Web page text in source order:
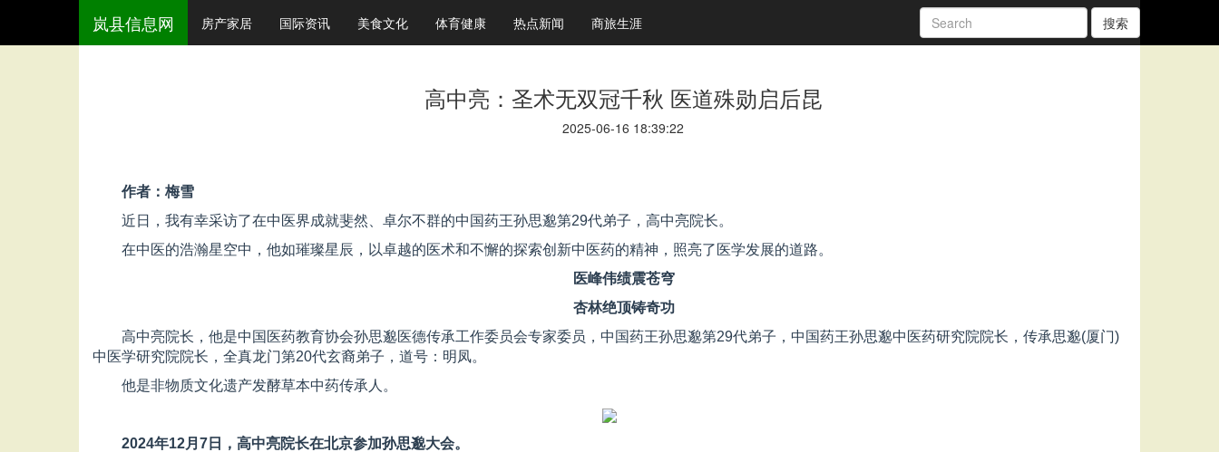
岚县信息网 房产家居 国际资讯 美食文化 体育健康 热点新闻 商旅生涯 搜索
高中亮：圣术无双冠千秋 医道殊勋启后昆
2025-06-16 18:39:22
作者：梅雪
近日，我有幸采访了在中医界成就斐然、卓尔不群的中国药王孙思邈第29代弟子，高中亮院长。
在中医的浩瀚星空中，他如璀璨星辰，以卓越的医术和不懈的探索创新中医药的精神，照亮了医学发展的道路。
医峰伟绩震苍穹
杏林绝顶铸奇功
高中亮院长，他是中国医药教育协会孙思邈医德传承工作委员会专家委员，中国药王孙思邈第29代弟子，中国药王孙思邈中医药研究院院长，传承思邈(厦门)
中医学研究院院长，全真龙门第20代玄裔弟子，道号：明凤。
他是非物质文化遗产发酵草本中药传承人。
2024年12月7日，高中亮院长在北京参加孙思邈大会。